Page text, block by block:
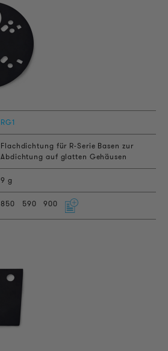
RG1
Flachdichtung für R-Serie Basen zur
Abdichtung auf glatten Gehäusen
9 g
850 590 900